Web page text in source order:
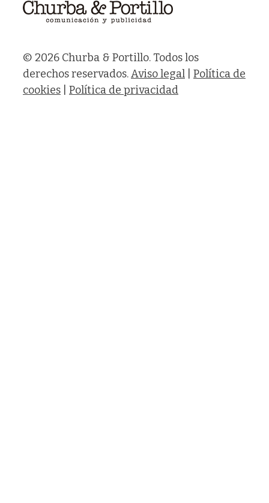
© 2026 Churba & Portillo. Todos los
derechos reservados.Aviso legal
Política de
cookies
Política de privacidad